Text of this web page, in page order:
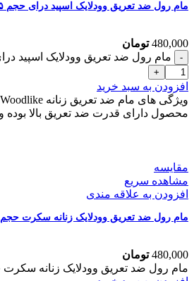
مام رول ضد تعریق وودلایک اسپید درای حجم ۷۵ میلی لیتر
480,000 تومان
مام رول ضد تعریق وودلایک اسپید درای حجم ۷۵
افزودن به سبد خرید
محصول دارای قدرت ضد تعریق بالا بوده و
مقایسه
مشاهده سریع
افزودن به علاقه مندی
مام رول ضد تعریق وودلایک زنانه سکرت حجم ۷۵ میلی لیتر
480,000 تومان
مام رول ضد تعریق وودلایک زنانه سکرت حجم ۷۵ میلی